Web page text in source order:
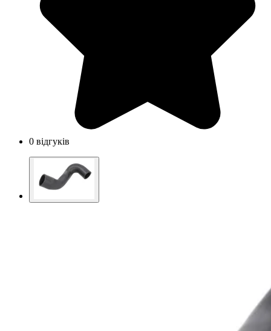
0 відгуків